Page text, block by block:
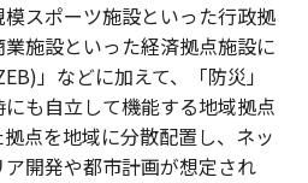
スポーツ施設といった行政拠
施設といった経済拠点施設に
」などに加えて、「防災」
も自立して機能する地域拠点
点を地域に分散配置し、ネッ
開発や都市計画が想定され